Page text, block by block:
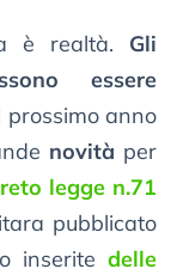
è realtà. Gli
essere
anno
novità per
legge n.71
pubblicato
inserite delle